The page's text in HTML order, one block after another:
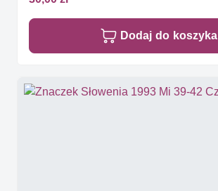
Dodaj do koszyka